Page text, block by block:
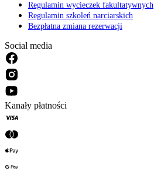
Regulamin wycieczek fakultatywnych
Regulamin szkoleń narciarskich
Bezpłatna zmiana rezerwacji
Social media
Kanały płatności